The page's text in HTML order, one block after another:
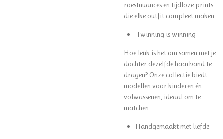
roestnuances en tijdloze prints
die elke outfit compleet maken.
Twinning is winning
Hoe leuk is het om samen met je
dochter dezelfde haarband te
dragen? Onze collectie biedt
modellen voor kinderen én
volwassenen, ideaal om te
matchen.
Handgemaakt met liefde